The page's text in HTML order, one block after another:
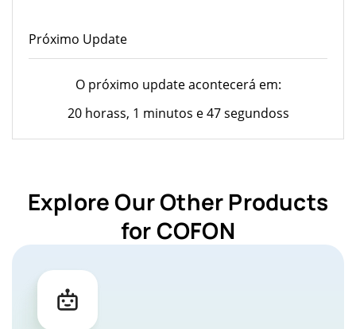
Próximo Update
O próximo update acontecerá em:
20 horass, 1 minutos e 47 segundoss
Explore Our Other Products
for COFON